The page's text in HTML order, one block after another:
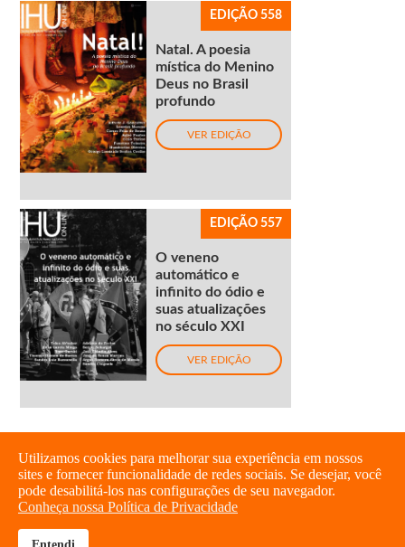
EDIÇÃO 558
Natal. A poesia
mística do Menino
Deus no Brasil
profundo
VER EDIÇÃO
EDIÇÃO 557
O veneno
automático e
infinito do ódio e
suas atualizações
no século XXI
VER EDIÇÃO
Utilizamos cookies para melhorar sua experiência em nossos
sites e fornecer funcionalidade de redes sociais. Se desejar, você
pode desabilitá-los nas configurações de seu navegador.
Conheça nossa Política de Privacidade